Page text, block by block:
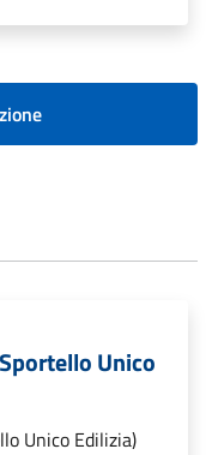
Unico
Unico Edilizia)